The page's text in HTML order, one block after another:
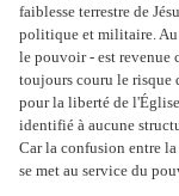
faiblesse terrestre de
politique et militaire. Au
le pouvoir - est revenue
toujours couru le risque
pour la liberté de
identifié à aucune
Car la confusion entre
se met au service du